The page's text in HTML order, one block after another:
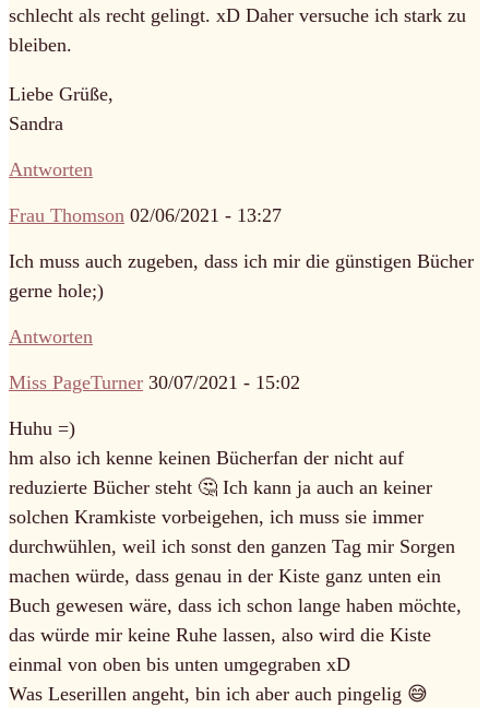
schlecht als recht gelingt. xD Daher versuche ich stark zu
bleiben.
Liebe Grüße,
Sandra
Antworten
Frau Thomson 02/06/2021 - 13:27
Ich muss auch zugeben, dass ich mir die günstigen Bücher
gerne hole;)
Antworten
Miss PageTurner 30/07/2021 - 15:02
Huhu =)
hm also ich kenne keinen Bücherfan der nicht auf
reduzierte Bücher steht 🤔 Ich kann ja auch an keiner
solchen Kramkiste vorbeigehen, ich muss sie immer
durchwühlen, weil ich sonst den ganzen Tag mir Sorgen
machen würde, dass genau in der Kiste ganz unten ein
Buch gewesen wäre, dass ich schon lange haben möchte,
das würde mir keine Ruhe lassen, also wird die Kiste
einmal von oben bis unten umgegraben xD
Was Leserillen angeht, bin ich aber auch pingelig 😅